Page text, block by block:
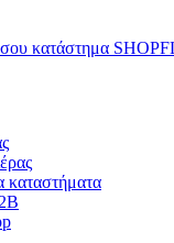
κατάστημα
καταστήματα